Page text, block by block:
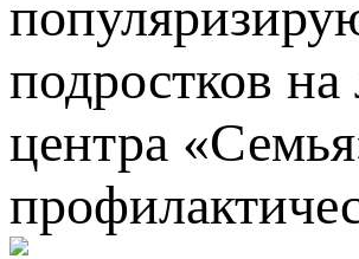
подростков
центра